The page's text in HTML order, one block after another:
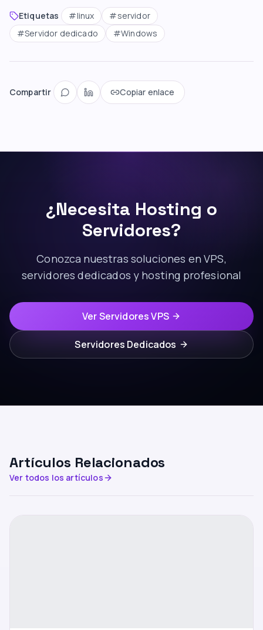
Etiquetas #linux #servidor
#Servidor dedicado #Windows
Compartir Copiar enlace
¿Necesita Hosting o
Servidores?
Conozca nuestras soluciones en VPS,
servidores dedicados y hosting profesional
Ver Servidores VPS
Servidores Dedicados
Artículos Relacionados
Ver todos los artículos